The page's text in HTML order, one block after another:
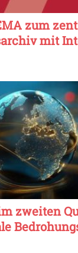
zum
mit
zweiten